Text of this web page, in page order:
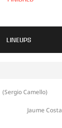
LINEUPS
(Sergio Camello)
Jaume Costa